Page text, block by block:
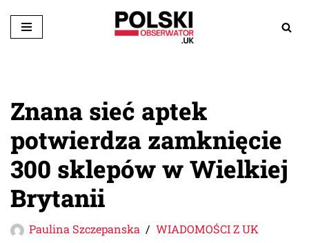
Przejdź
Znana sieć aptek
potwierdza zamknięcie
300 sklepów w Wielkiej
Brytanii
Paulina Szczepanska WIADOMOŚCI Z UK